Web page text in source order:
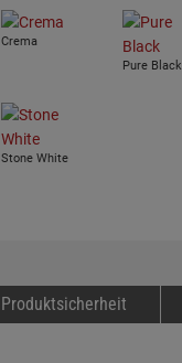
Crema
Pure Black
Stone White
Produktsicherheit